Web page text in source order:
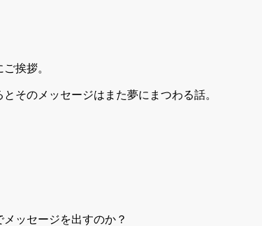
挨拶。
そのメッセージはまた夢にまつわる話。
ッセージを出すのか？